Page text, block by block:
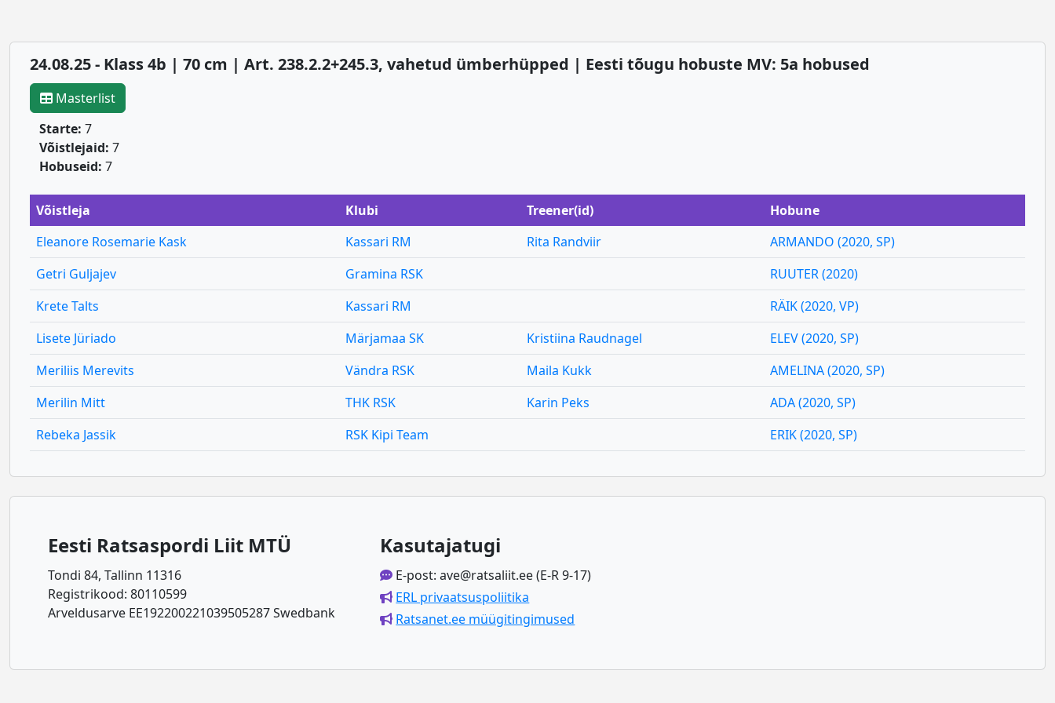
24.08.25 - Klass 4b | 70 cm | Art. 238.2.2+245.3, vahetud ümberhüpped | Eesti tõugu hobuste MV: 5a hobused
Masterlist
Starte: 7
Võistlejaid: 7
Hobuseid: 7
Võistleja Klubi Treener(id)
Hobune
Eleanore Rosemarie Kask
Kassari RM Rita Randviir
ARMANDO (2020, SP)
Getri Guljajev
Gramina RSK
RUUTER (2020)
Krete Talts
Kassari RM
RÄIK (2020, VP)
Lisete Jüriado
Märjamaa SK Kristiina Raudnagel
ELEV (2020, SP)
Meriliis Merevits
Vändra RSK Maila Kukk
AMELINA (2020, SP)
Merilin Mitt
THK RSK Karin Peks
ADA (2020, SP)
Rebeka Jassik
RSK Kipi Team ERIK (2020, SP)
Eesti Ratsaspordi Liit MTÜ
Tondi 84, Tallinn 11316
Registrikood: 80110599
Arveldusarve EE192200221039505287 Swedbank
Kasutajatugi
E-post: ave@ratsaliit.ee (E-R 9-17)
ERL privaatsuspoliitika
Ratsanet.ee müügitingimused